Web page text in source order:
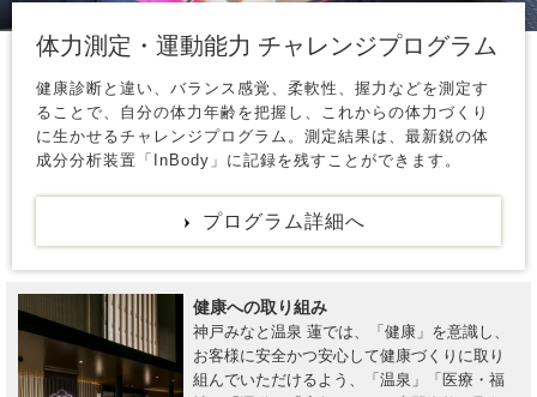
体力測定・運動能力 チャレンジプログラム
健康診断と違い、バランス感覚、柔軟性、握力などを測定す
ることで、自分の体力年齢を把握し、これからの体力づくり
に生かせるチャレンジプログラム。測定結果は、最新鋭の体
成分分析装置「InBody」に記録を残すことができます。
プログラム詳細へ
健康への取り組み
神戸みなと温泉 蓮では、「健康」を意識し、
お客様に安全かつ安心して健康づくりに取り
組んでいただけるよう、「温泉」「医療・福